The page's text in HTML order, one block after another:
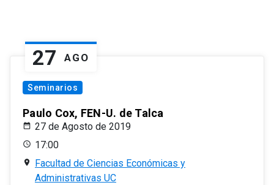
27 AGO
Seminarios
Paulo Cox, FEN-U. de Talca
27 de Agosto de 2019
17:00
Facultad de Ciencias Económicas y
Administrativas UC